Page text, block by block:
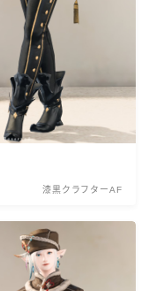
漆黒クラフターAF